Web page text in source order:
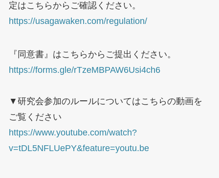
定はこちらからご確認ください。
https://usagawaken.com/regulation/
『同意書』はこちらからご提出ください。
https://forms.gle/rTzeMBPAW6Usi4ch6
▼研究会参加のルールについてはこちらの動画を
ご覧ください
https://www.youtube.com/watch?
v=tDL5NFLUePY&feature=youtu.be